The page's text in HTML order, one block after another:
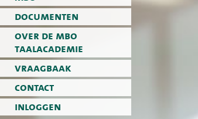
documenten
over de mbo
taalacademie
vraagbaak
contact
inloggen